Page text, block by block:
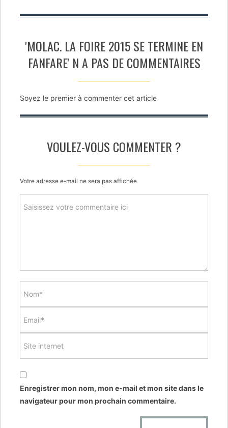
'MOLAC. LA FOIRE 2015 SE TERMINE EN
FANFARE' N A PAS DE COMMENTAIRES
Soyez le premier à commenter cet article
VOULEZ-VOUS COMMENTER ?
Votre adresse e-mail ne sera pas affichée
Enregistrer mon nom, mon e-mail et mon site dans le
navigateur pour mon prochain commentaire.